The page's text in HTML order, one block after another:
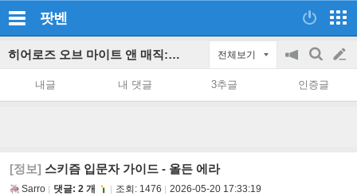
팟벤
히어로즈 오브 마이트 앤 매직: 올든 에라 파티 인벤 전체보기
공
on/off
검
색
글
쓰
내글 내 댓글 3추글 인증글
[정보] 스키즘 입문자 가이드 - 올든 에라
Sarro 댓글: 2 개 조회: 1476 2026-05-20 17:33:19